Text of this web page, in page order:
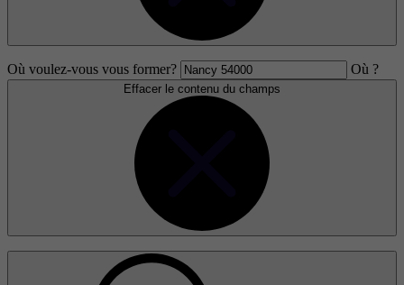
Où voulez-vous vous former? Où ?
Effacer le contenu du champs